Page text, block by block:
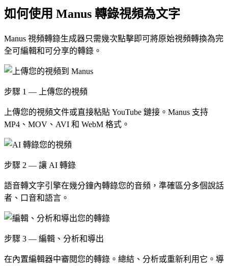
如何使用 Manus 轉錄視頻為文字
Manus 視頻轉錄生成器只需幾次點擊即可將原始視頻轉換為完
全可編輯和可分享的轉錄。
步驟 1 — 上傳您的視頻
上傳您的視頻文件或直接粘貼 YouTube 鏈接。Manus 支持
MP4、MOV、AVI 和 WebM 格式。
步驟 2 — 讓 AI 轉錄
語音轉文字引擎在幾分鐘內轉錄您的音頻，準確區分多個說話
者、口音和語言。
步驟 3 — 編輯、分析和導出
在內置編輯器中審閱您的轉錄。總結、分析或重新利用它。導